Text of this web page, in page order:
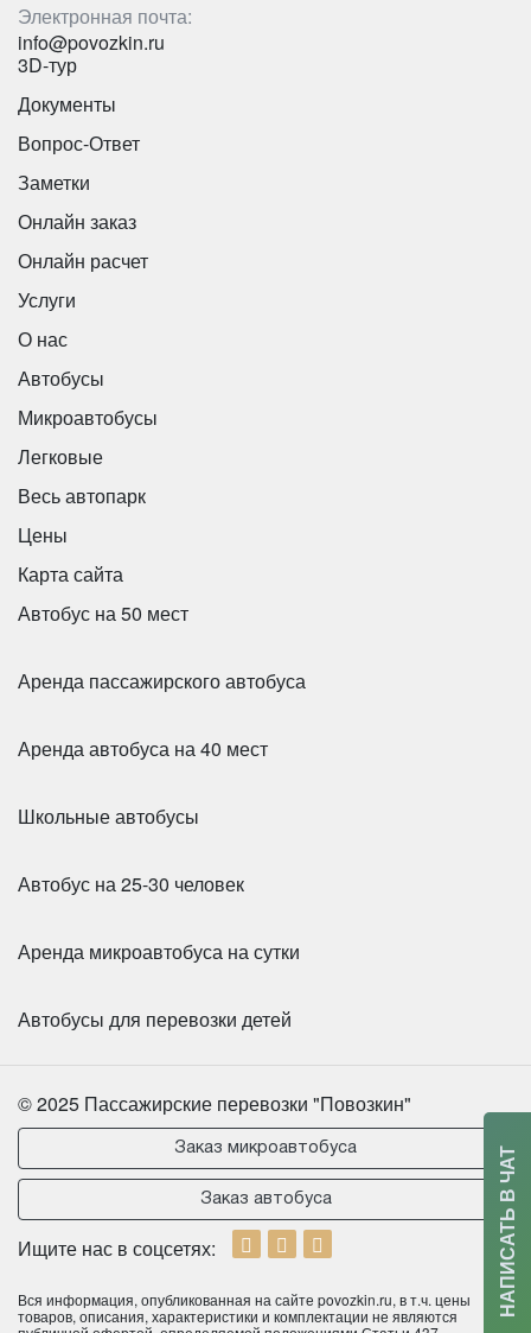
Количество мест:
Цена от: 2400 руб/час
Количество мест:53
Цена от:2800 руб/час
Mercedes-Benz Tourismo 49+1 мест
Цена от:
Организация доставки работников микроавтобусом
повышает производительность, улучшает
издержки. Не стоит экономить на безопасности и
но и о стабильности бизнеса.
Электронная почта:
info@povozkin.ru
3D-тур
Документы
Вопрос-Ответ
Заметки
Онлайн заказ
Онлайн расчет
Услуги
О нас
Автобусы
Микроавтобусы
Легковые
Весь автопарк
Цены
Карта сайта
Автобус на 50 мест
Аренда пассажирского автобуса
Аренда автобуса на 40 мест
Школьные автобусы
Автобус на 25-30 человек
Аренда микроавтобуса на сутки
Автобусы для перевозки детей
© 2025 Пассажирские перевозки "Повозкин"
Заказ микроавтобуса
Заказ автобуса
Ищите нас в соцсетях:
Вся информация, опубликованная на сайте povozkin.ru, в т.ч. цены
товаров, описания, характеристики и комплектации не являются
НАПИСАТЬ В ЧАТ